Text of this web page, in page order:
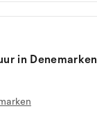
in Denemarken